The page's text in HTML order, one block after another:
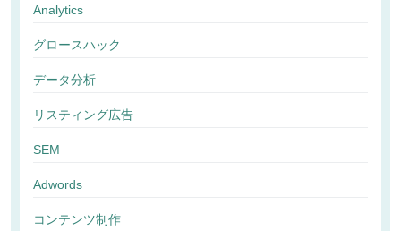
Analytics
グロースハック
データ分析
リスティング広告
SEM
Adwords
コンテンツ制作